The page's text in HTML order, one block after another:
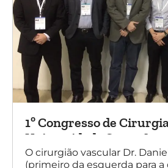
1º Congresso de
Universidade Santo
O cirurgião vascular Dr.
(primeiro da esquerda para a